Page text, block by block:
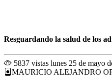
Resguardando la salud de los
5837 vistas lunes 25 de mayo
MAURICIO ALEJANDRO